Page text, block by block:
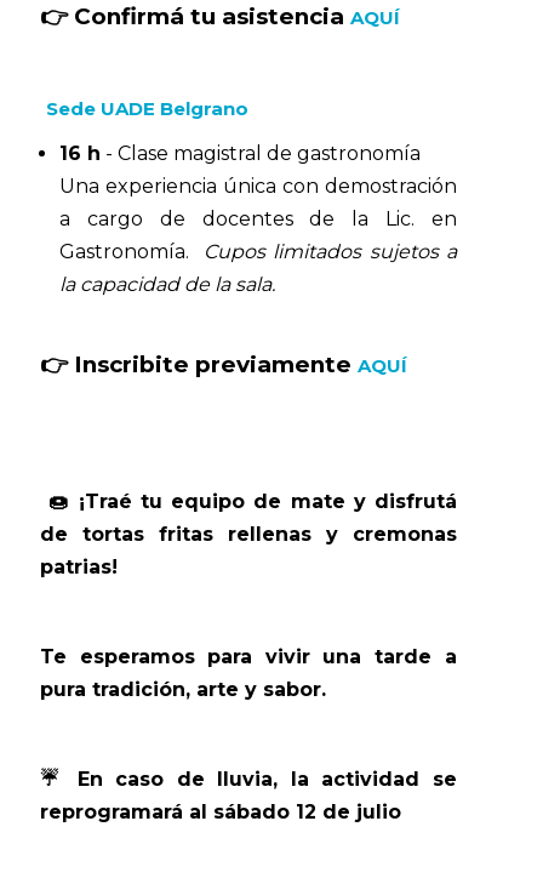
👉 Confirmá tu asistenciaAQUÍ
Sede UADE Belgrano
16 h - Clase magistral de gastronomía
Una experiencia única con demostración
a cargo de docentes de la Lic. en
Gastronomía.
Cupos limitados sujetos a
la capacidad de la sala.
👉 Inscribite previamenteAQUÍ
🍩 ¡Traé tu equipo de mate y disfrutá
de tortas fritas rellenas y cremonas
patrias!
Te esperamos para vivir una tarde a
pura tradición, arte y sabor.
☔ En caso de lluvia, la actividad se
reprogramará al sábado 12 de julio